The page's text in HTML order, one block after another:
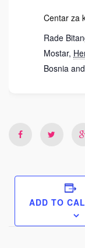
Centar za
Rade
Mostar,
Bosnia
ADD TO